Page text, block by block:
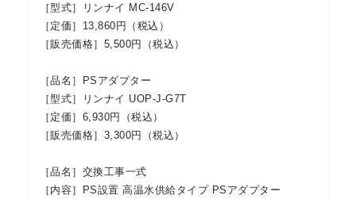
［型式］リンナイ MC-146V
［定価］13,860円（税込）
［販売価格］5,500円（税込）
［品名］PSアダプター
［型式］リンナイ UOP-J-G7T
［定価］6,930円（税込）
［販売価格］3,300円（税込）
［品名］交換工事一式
［内容］PS設置 高温水供給タイプ PSアダプター